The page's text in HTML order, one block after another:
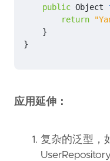
public Object
return
}
}
应用延伸：
复杂的泛型，